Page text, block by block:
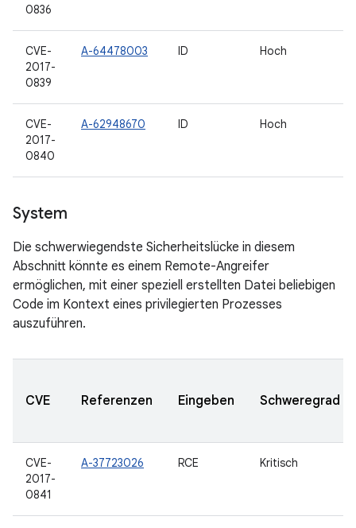
0836
CVE-
2017-
0839
A-64478003 ID Hoch
CVE-
2017-
0840
A-62948670 ID Hoch
System
Die schwerwiegendste Sicherheitslücke in diesem
Abschnitt könnte es einem Remote-Angreifer
ermöglichen, mit einer speziell erstellten Datei beliebigen
Code im Kontext eines privilegierten Prozesses
auszuführen.
CVE Referenzen Eingeben Schweregrad
CVE-
2017-
0841
A-37723026 RCE Kritisch